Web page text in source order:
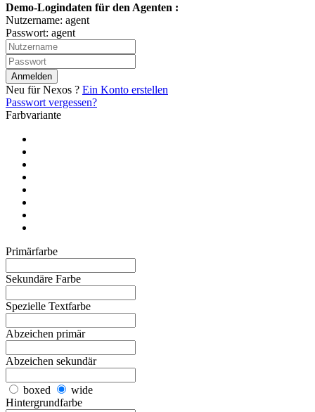
Demo-Logindaten für den Agenten :
Nutzername: agent
Passwort: agent
Anmelden
Neu für Nexos ? Ein Konto erstellen
Passwort vergessen?
Farbvariante
Primärfarbe
Sekundäre Farbe
Spezielle Textfarbe
Abzeichen primär
Abzeichen sekundär
boxed
wide
Hintergrundfarbe